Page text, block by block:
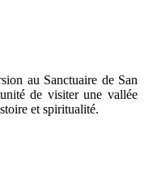
au Sanctuaire de San
de visiter une vallée
et spiritualité.